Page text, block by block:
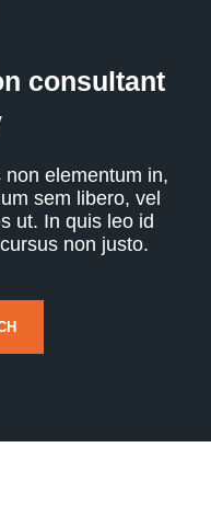
consultant
elementum in,
sem libero, vel
ut. In quis leo id
non justo.